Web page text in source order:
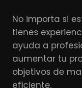
No importa si
tienes
ayuda a
aumentar tu
objetivos de
eficiente.